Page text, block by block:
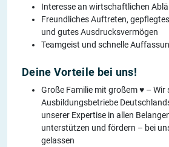
Interesse an wirtschaftlichen
Freundliches Auftreten,
und gutes Ausdrucksvermögen
Teamgeist und schnelle
Deine Vorteile bei uns!
Große Familie mit großem ♥ – Wir
Ausbildungsbetriebe
unserer Expertise in allen
unterstützen und fördern – bei
gelassen